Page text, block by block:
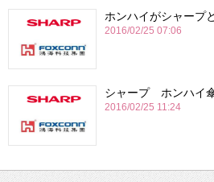
ホンハイがシャープ
2016/02/25 07:06
シャープ ホンハイ
2016/02/25 11:24